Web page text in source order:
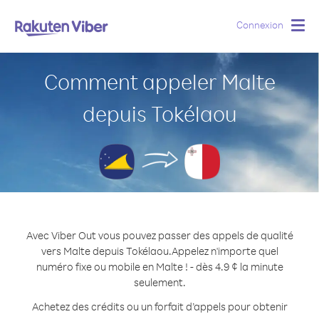
Connexion
Comment appeler Malte
depuis Tokélaou
Avec Viber Out vous pouvez passer des appels de qualité
vers Malte depuis Tokélaou.Appelez n'importe quel
numéro fixe ou mobile en Malte ! - dès 4.9 ¢ la minute
seulement.
Achetez des crédits ou un forfait d’appels pour obtenir